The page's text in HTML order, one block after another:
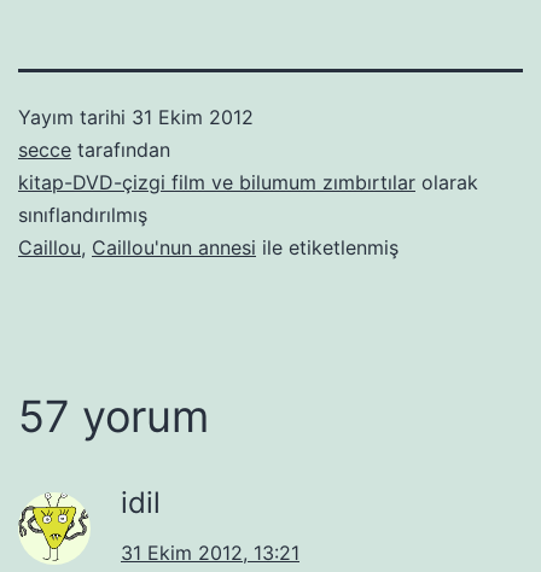
Yayım tarihi 31 Ekim 2012
secce tarafından
kitap-DVD-çizgi film ve bilumum zımbırtılar olarak
sınıflandırılmış
Caillou, Caillou'nun annesi ile etiketlenmiş
57 yorum
idil
31 Ekim 2012, 13:21